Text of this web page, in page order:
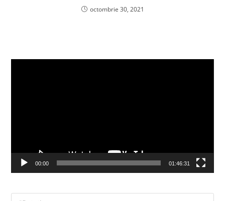
octombrie 30, 2021
00:00 01:46:31